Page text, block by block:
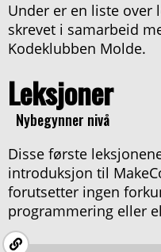
Under er en liste over
skrevet i samarbeid
Kodeklubben Molde.
Leksjoner
Nybegynner nivå
Disse første
introduksjon til
forutsetter ingen
programmering eller